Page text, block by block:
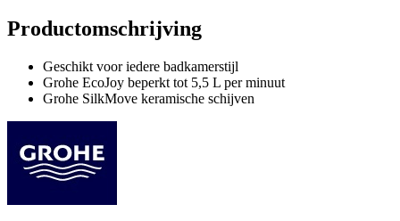
Productomschrijving
Geschikt voor iedere badkamerstijl
Grohe EcoJoy beperkt tot 5,5 L per minuut
Grohe SilkMove keramische schijven